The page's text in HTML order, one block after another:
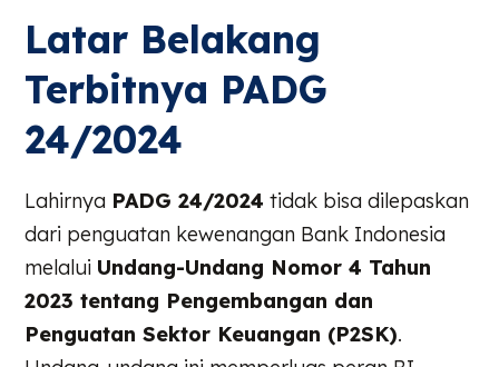
Latar Belakang
Terbitnya PADG
24/2024
Lahirnya PADG 24/2024 tidak bisa dilepaskan
dari penguatan kewenangan Bank Indonesia
melalui Undang-Undang Nomor 4 Tahun
2023 tentang Pengembangan dan
Penguatan Sektor Keuangan (P2SK).